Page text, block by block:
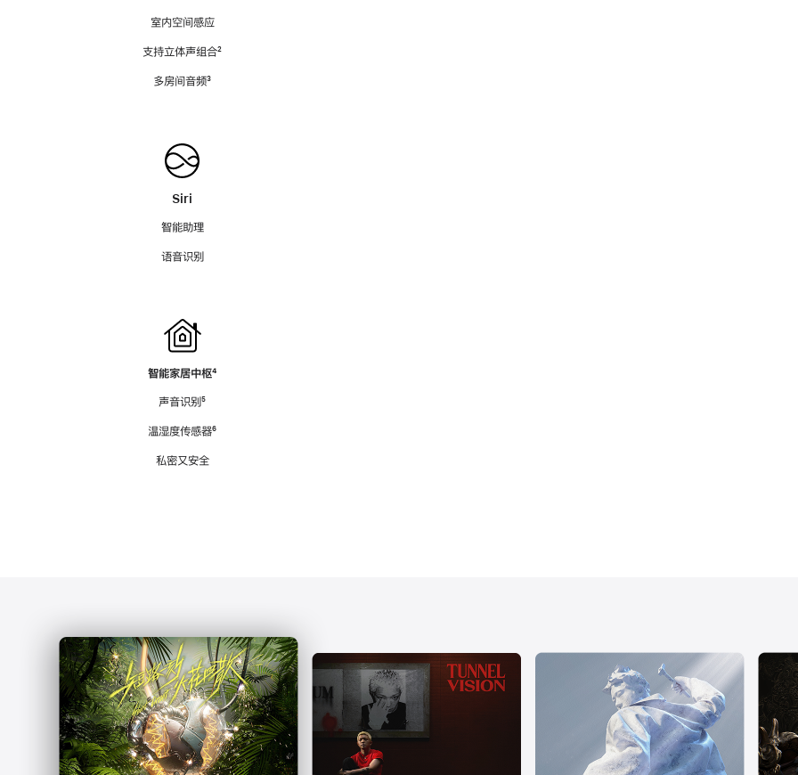
室内空间感应
支持立体声组合脚
²
多房间音频脚
³
Siri
智能助理
语音识别
智能家居中枢脚
⁴
声音识别脚
⁵
温湿度传感器脚
⁶
私密又安全